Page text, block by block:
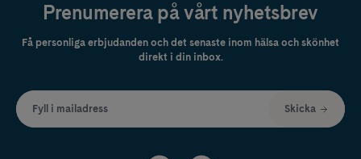
Prenumerera på vårt nyhetsbrev
Få personliga erbjudanden och det senaste inom hälsa och skönhet
direkt i din inbox.
Fyll i mailadress Skicka